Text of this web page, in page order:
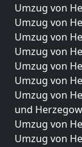
Umzug von
Umzug von
Umzug von
Umzug von
Umzug von
Umzug von
Umzug von
und
Umzug von
Umzug von